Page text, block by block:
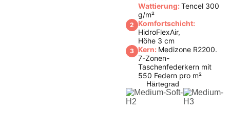
Wattierung:Tencel 300
g/m²
2
Komfortschicht:
HidroFlexAir,
Höhe 3 cm
3 Kern: Medizone R2200.
7-Zonen-
Taschenfederkern mit
550 Federn pro m²
Härtegrad